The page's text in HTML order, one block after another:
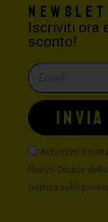
Iscriviti ora
sconto!
Autorizzo il
Nuovo Codice
politica sulla
INVIA